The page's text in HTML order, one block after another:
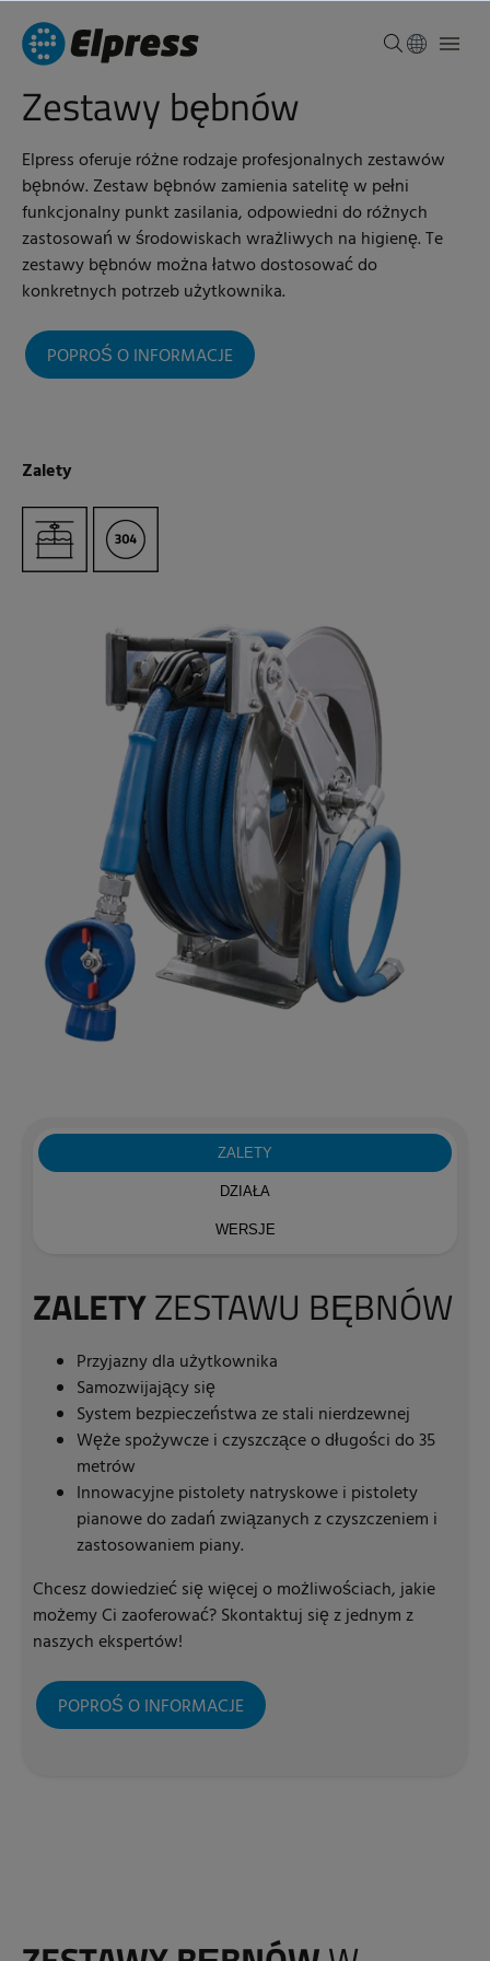
Zestawy bębnów
Elpress oferuje różne rodzaje profesjonalnych zestawów
bębnów. Zestaw bębnów zamienia satelitę w pełni
funkcjonalny punkt zasilania, odpowiedni do różnych
zastosowań w środowiskach wrażliwych na higienę. Te
zestawy bębnów można łatwo dostosować do
konkretnych potrzeb użytkownika.
POPROŚ O INFORMACJE
Zalety
ZALETY
DZIAŁA
WERSJE
ZALETYZESTAWU BĘBNÓW
Przyjazny dla użytkownika
Samozwijający się
System bezpieczeństwa ze stali nierdzewnej
Węże spożywcze i czyszczące o długości do 35
metrów
Innowacyjne pistolety natryskowe i pistolety
pianowe do zadań związanych z czyszczeniem i
zastosowaniem piany.
Chcesz dowiedzieć się więcej o możliwościach, jakie
możemy Ci zaoferować? Skontaktuj się z jednym z
naszych ekspertów!
POPROŚ O INFORMACJE